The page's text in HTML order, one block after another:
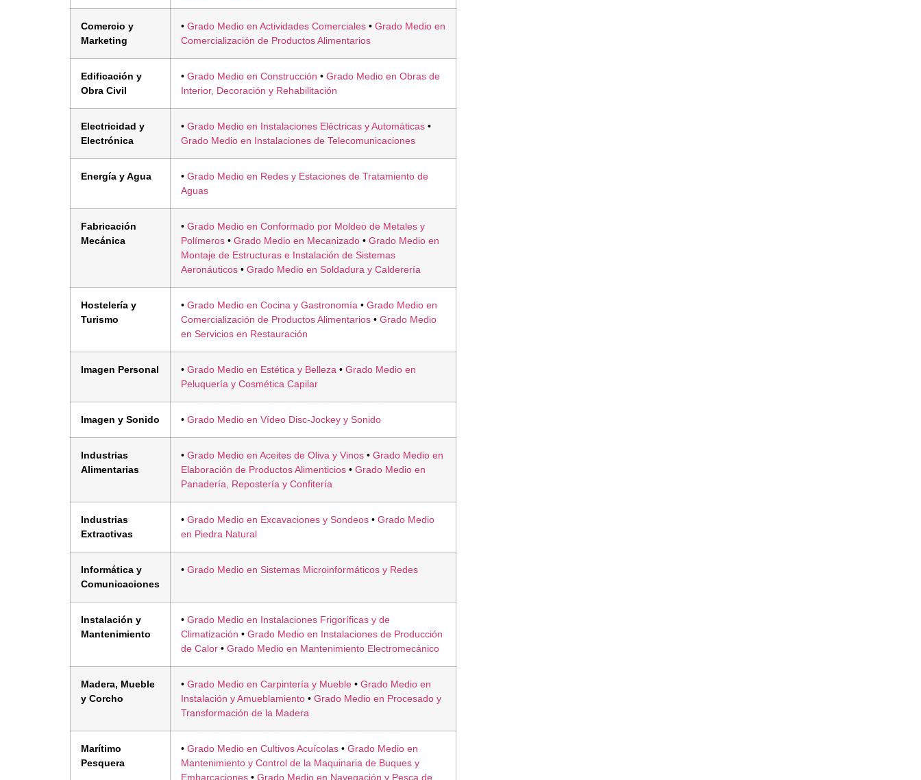
Comercio y
Marketing
• Grado Medio en Actividades Comerciales • Grado Medio en
Comercialización de Productos Alimentarios
Edificación y
Obra Civil
• Grado Medio en Construcción • Grado Medio en Obras de
Interior, Decoración y Rehabilitación
Electricidad y
Electrónica
• Grado Medio en Instalaciones Eléctricas y Automáticas •
Grado Medio en Instalaciones de Telecomunicaciones
Energía y Agua • Grado Medio en Redes y Estaciones de Tratamiento de
Aguas
Fabricación
Mecánica
• Grado Medio en Conformado por Moldeo de Metales y
Polímeros • Grado Medio en Mecanizado • Grado Medio en
Montaje de Estructuras e Instalación de Sistemas
Aeronáuticos • Grado Medio en Soldadura y Calderería
Hostelería y
Turismo
• Grado Medio en Cocina y Gastronomía • Grado Medio en
Comercialización de Productos Alimentarios • Grado Medio
en Servicios en Restauración
Imagen Personal • Grado Medio en Estética y Belleza • Grado Medio en
Peluquería y Cosmética Capilar
Imagen y Sonido • Grado Medio en Vídeo Disc-Jockey y Sonido
Industrias
Alimentarias
• Grado Medio en Aceites de Oliva y Vinos • Grado Medio en
Elaboración de Productos Alimenticios • Grado Medio en
Panadería, Repostería y Confitería
Industrias
Extractivas
• Grado Medio en Excavaciones y Sondeos • Grado Medio
en Piedra Natural
Informática y
Comunicaciones
• Grado Medio en Sistemas Microinformáticos y Redes
Instalación y
Mantenimiento
• Grado Medio en Instalaciones Frigoríficas y de
Climatización • Grado Medio en Instalaciones de Producción
de Calor • Grado Medio en Mantenimiento Electromecánico
Madera, Mueble
y Corcho
• Grado Medio en Carpintería y Mueble • Grado Medio en
Instalación y Amueblamiento • Grado Medio en Procesado y
Transformación de la Madera
Marítimo
Pesquera
• Grado Medio en Cultivos Acuícolas • Grado Medio en
Mantenimiento y Control de la Maquinaria de Buques y
Embarcaciones • Grado Medio en Navegación y Pesca de